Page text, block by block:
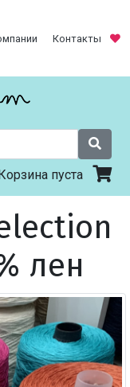
Контакты
пуста
лен